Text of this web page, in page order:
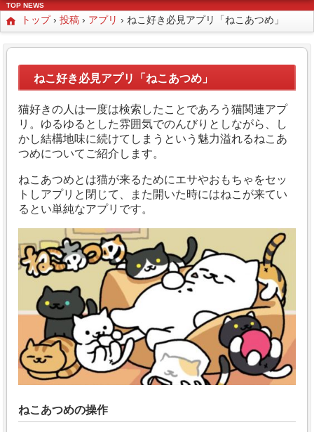
TOP NEWS
トップ› 投稿 › アプリ › ねこ好き必見アプリ「ねこあつめ」
ねこ好き必見アプリ「ねこあつめ」
猫好きの人は一度は検索したことであろう猫関連アプ
リ。ゆるゆるとした雰囲気でのんびりとしながら、し
かし結構地味に続けてしまうという魅力溢れるねこあ
つめについてご紹介します。
ねこあつめとは猫が来るためにエサやおもちゃをセッ
トしアプリと閉じて、また開いた時にはねこが来てい
るとい単純なアプリです。
ねこあつめの操作